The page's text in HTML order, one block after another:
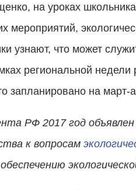
на уроках
мероприятий,
узнают, что может
региональной
запланировано на
РФ2017 год объявлен
к вопросам